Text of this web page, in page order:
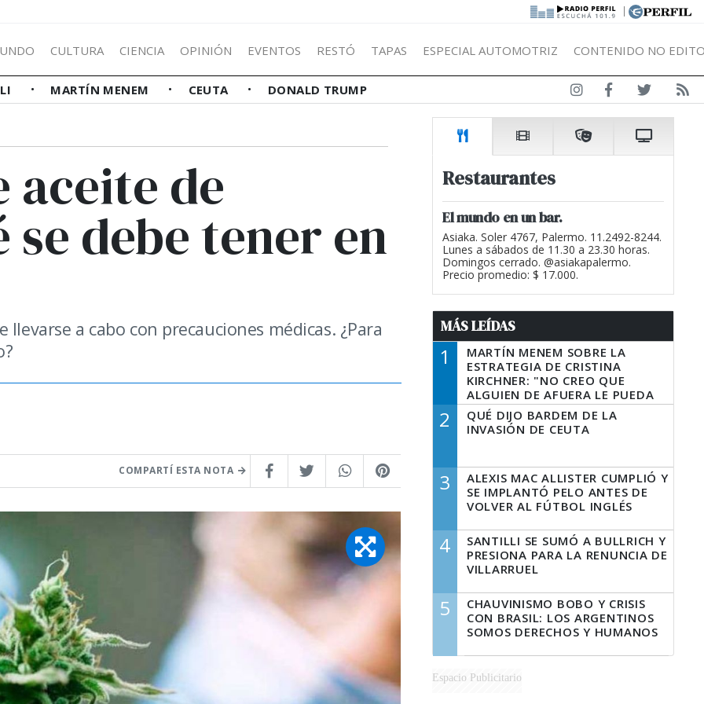
|
CULTURA CIENCIA OPINIÓN EVENTOS RESTÓ TAPAS ESPECIAL AUTOMOTRIZ CONTENIDO NO
MARTÍN MENEM CEUTA DONALD TRUMP
aceite de
debe tener en
a cabo con precauciones médicas. ¿Para
COMPARTÍ ESTA NOTA
Restaurantes
El mundo en un bar.
Asiaka. Soler 4767, Palermo. 11.2492-8244.
Lunes a sábados de 11.30 a 23.30 horas.
Domingos cerrado. @asiakapalermo.
Precio promedio: $ 17.000.
MÁS LEÍDAS
1
MARTÍN MENEM SOBRE LA
ESTRATEGIA DE CRISTINA
KIRCHNER: "NO CREO QUE
ALGUIEN DE AFUERA LE PUEDA
DECIR A LA JUSTICIA LO QUE
TIENE QUE HACER"
2
QUÉ DIJO BARDEM DE LA
INVASIÓN DE CEUTA
3
ALEXIS MAC ALLISTER CUMPLIÓ Y
SE IMPLANTÓ PELO ANTES DE
VOLVER AL FÚTBOL INGLÉS
4
SANTILLI SE SUMÓ A BULLRICH Y
PRESIONA PARA LA RENUNCIA DE
VILLARRUEL
5
CHAUVINISMO BOBO Y CRISIS
CON BRASIL: LOS ARGENTINOS
SOMOS DERECHOS Y HUMANOS
Espacio Publicitario